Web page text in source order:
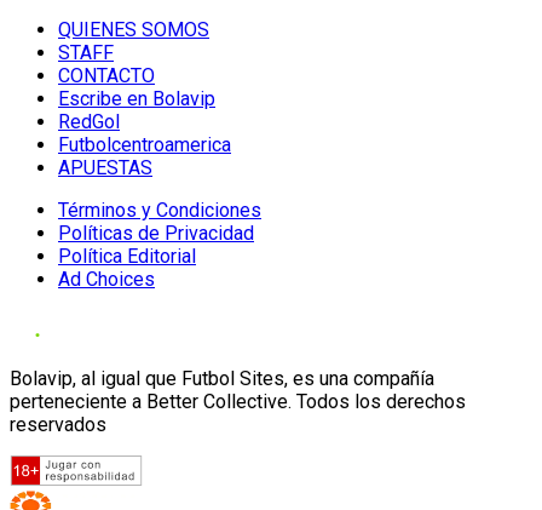
QUIENES SOMOS
STAFF
CONTACTO
Escribe en Bolavip
RedGol
Futbolcentroamerica
APUESTAS
Términos y Condiciones
Políticas de Privacidad
Política Editorial
Ad Choices
Bolavip, al igual que Futbol Sites, es una compañía
perteneciente a Better Collective. Todos los derechos
reservados